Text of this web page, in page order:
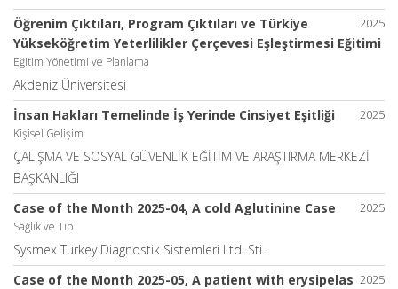
2025
Öğrenim Çıktıları, Program Çıktıları ve Türkiye
Yükseköğretim Yeterlilikler Çerçevesi Eşleştirmesi Eğitimi
Eğitim Yönetimi ve Planlama
Akdeniz Üniversitesi
2025
İnsan Hakları Temelinde İş Yerinde Cinsiyet Eşitliği
Kişisel Gelişim
ÇALIŞMA VE SOSYAL GÜVENLİK EĞİTİM VE ARAŞTIRMA MERKEZİ
BAŞKANLIĞI
2025
Case of the Month 2025-04, A cold Aglutinine Case
Sağlık ve Tıp
Sysmex Turkey Diagnostik Sistemleri Ltd. Sti.
2025
Case of the Month 2025-05, A patient with erysipelas